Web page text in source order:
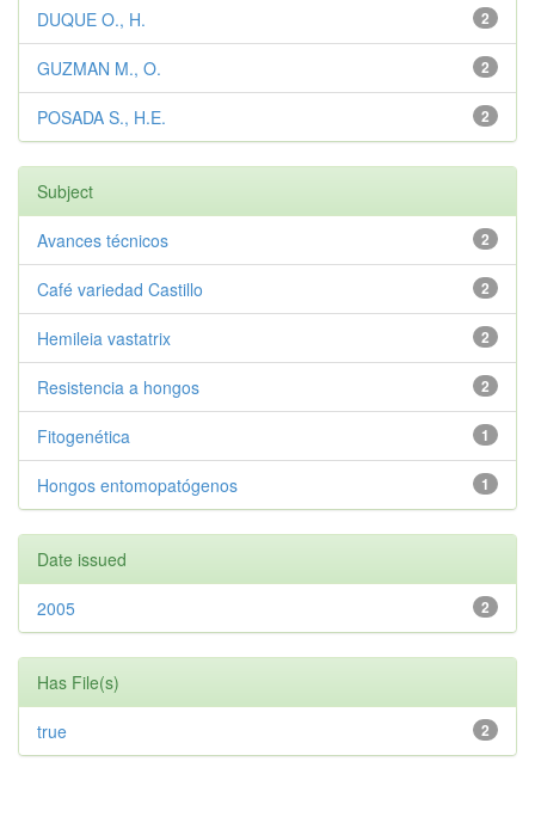
2
DUQUE O., H.
2
GUZMAN M., O.
2
POSADA S., H.E.
Subject
2
Avances técnicos
2
Café variedad Castillo
2
Hemileia vastatrix
2
Resistencia a hongos
1
Fitogenética
1
Hongos entomopatógenos
Date issued
2
2005
Has File(s)
2
true